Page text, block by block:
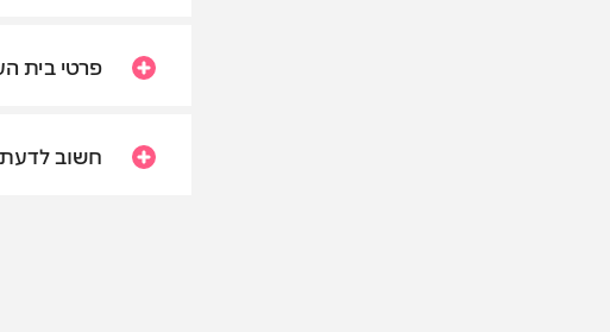
פרטי בית
חשוב לדעת